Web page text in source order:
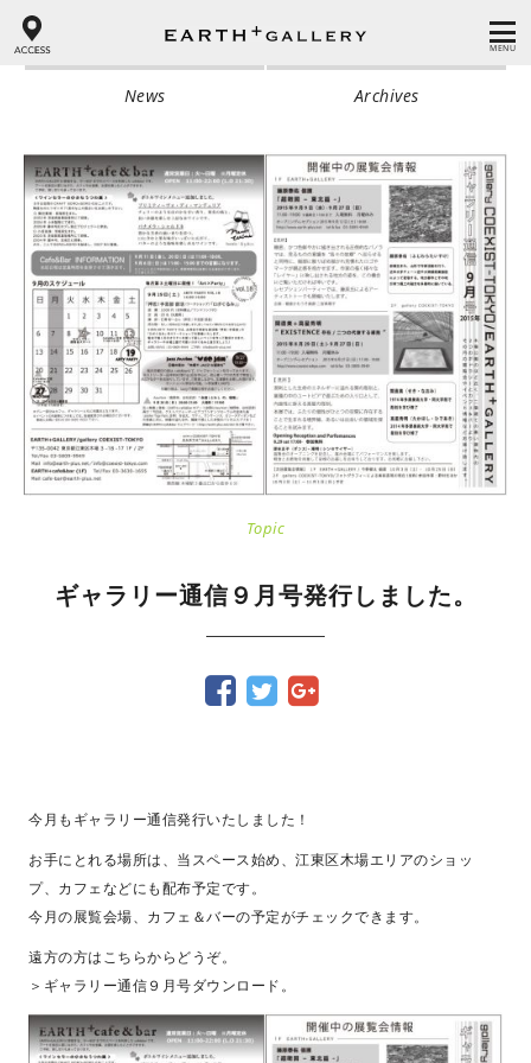
MENU
News Archives
Topic
ギャラリー通信９月号発行しました。
今月もギャラリー通信発行いたしました！
お手にとれる場所は、当スペース始め、江東区木場エリアのショッ
プ、カフェなどにも配布予定です。
今月の展覧会場、カフェ＆バーの予定がチェックできます。
遠方の方はこちらからどうぞ。
＞ギャラリー通信９月号ダウンロード。